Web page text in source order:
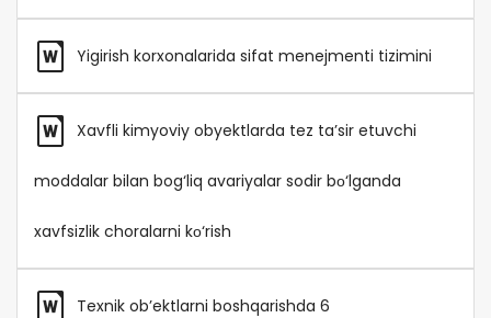
Yigirish korxonalarida sifat menejmenti tizimini
Xavfli kimyoviy obyektlarda tez ta’sir etuvchi
moddalar bilan bog‘liq avariyalar sodir bо‘lganda
xavfsizlik choralarni kо‘rish
Texnik ob’ektlarni boshqarishda 6